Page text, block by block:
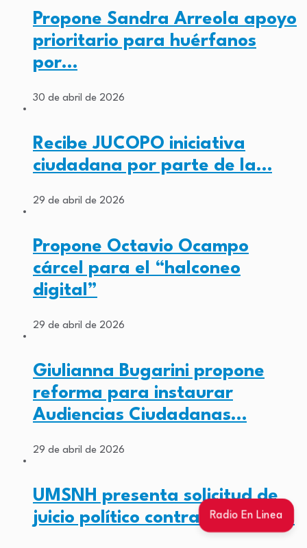
Radio En Linea
Propone Sandra Arreola apoyo
prioritario para huérfanos
por…
30 de abril de 2026
Recibe JUCOPO iniciativa
ciudadana por parte de la…
29 de abril de 2026
Propone Octavio Ocampo
cárcel para el “halconeo
digital”
29 de abril de 2026
Giulianna Bugarini propone
reforma para instaurar
Audiencias Ciudadanas…
29 de abril de 2026
UMSNH presenta solicitud de
juicio político contra Baltazar…